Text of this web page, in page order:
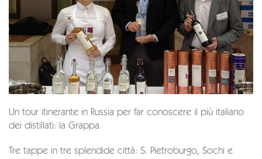
Un tour itinerante in Russia per far conoscere il più italiano
dei distillati: la Grappa.
Tre tappe in tre splendide città: S. Pietroburgo, Sochi e